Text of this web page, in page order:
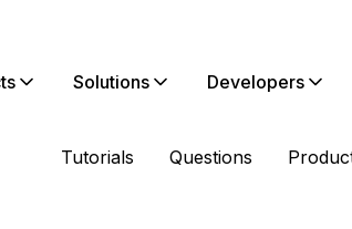
Solutions Developers
Tutorials Questions